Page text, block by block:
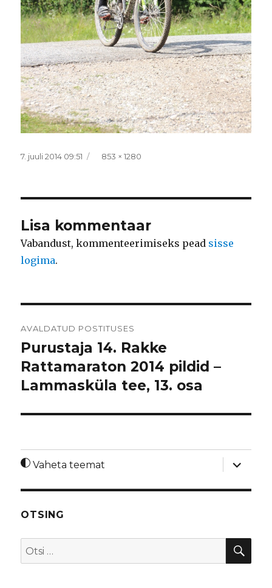
Postitatud
7. juuli 2014 09:51 Täissuurus
853 × 1280
Lisa kommentaar
Vabandust, kommenteerimiseks pead sisse
logima.
AVALDATUD POSTITUSES
Purustaja 14. Rakke
Rattamaraton 2014 pildid –
Lammasküla tee, 13. osa
Vaheta teemat
laienda
OTSING
Otsi: